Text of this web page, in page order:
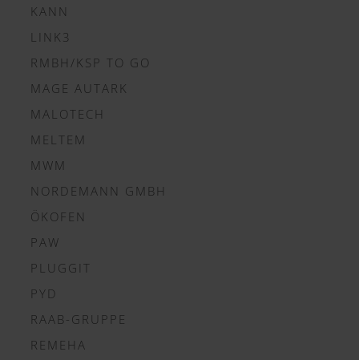
KANN
LINK3
RMBH/KSP TO GO
MAGE AUTARK
MALOTECH
MELTEM
MWM
NORDEMANN GMBH
ÖKOFEN
PAW
PLUGGIT
PYD
RAAB-GRUPPE
REMEHA